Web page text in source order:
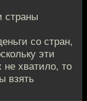
страны
со стран,
эти
хватило, то
взять